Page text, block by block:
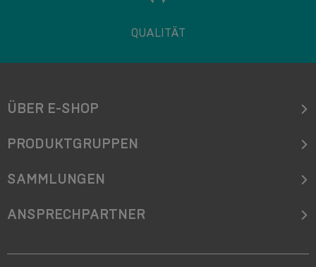
QUALITÄT
ÜBER E-SHOP
PRODUKTGRUPPEN
SAMMLUNGEN
ANSPRECHPARTNER